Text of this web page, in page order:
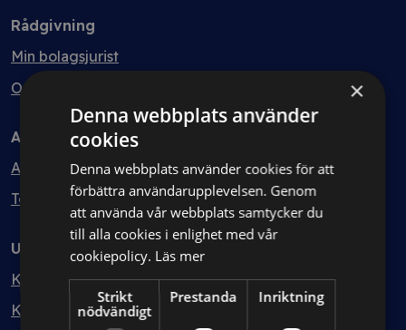
Rådgivning
Min bolagsjurist
Ombud
Avtal
Avtalshantering
Testa kostnadsfritt
Utbildning
Kurser
Kurspaket
×
Denna webbplats använder
cookies
Denna webbplats använder cookies för att
förbättra användarupplevelsen. Genom
att använda vår webbplats samtycker du
till alla cookies i enlighet med vår
cookiepolicy. Läs mer
Strikt
nödvändigt
Prestanda Inriktning